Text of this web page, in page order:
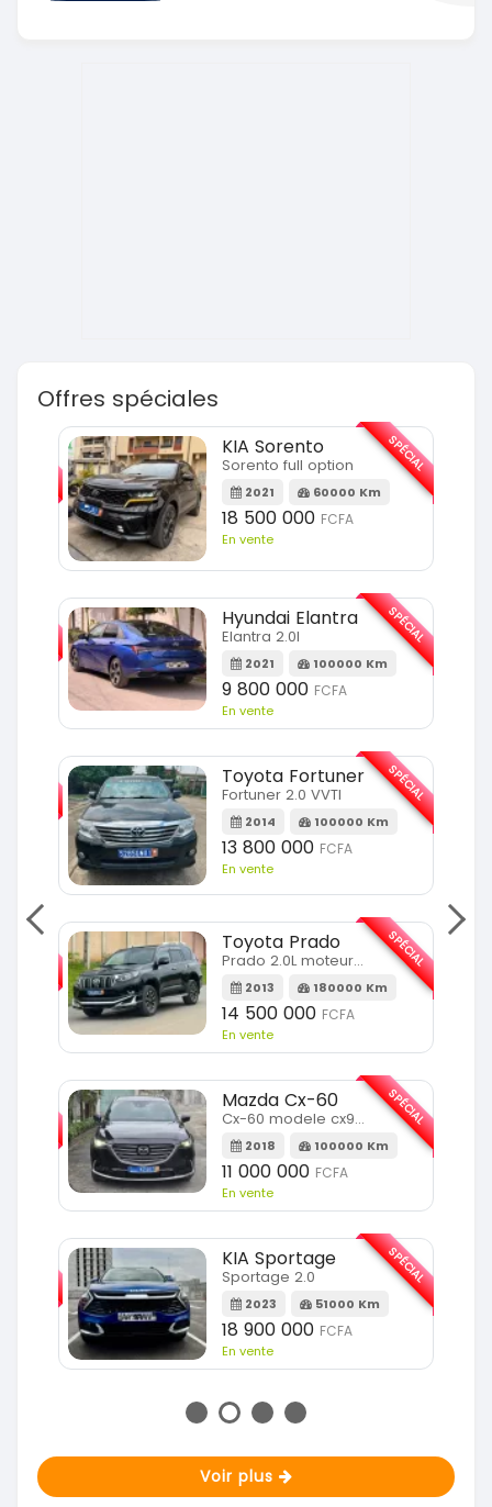
Offres spéciales
SPÉCIAL
KIA Sorento
Sorento full option
2021 60000 Km
18 500 000 FCFA
En vente
SPÉCIAL
Hyundai Elantra
Elantra 2.0l
2021 100000 Km
9 800 000 FCFA
En vente
SPÉCIAL
Toyota Fortuner
Fortuner 2.0 VVTI
2014 100000 Km
13 800 000 FCFA
En vente
SPÉCIAL
Toyota Prado
Prado 2.0L moteur d4d
2013 180000 Km
14 500 000 FCFA
En vente
SPÉCIAL
Mazda Cx-60
Cx-60 modele cx9 full option
2018 100000 Km
11 000 000 FCFA
En vente
SPÉCIAL
KIA Sportage
Sportage 2.0
2023 51000 Km
18 900 000 FCFA
En vente
SPÉCIAL
Voir plus